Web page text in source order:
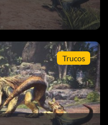
Trucos